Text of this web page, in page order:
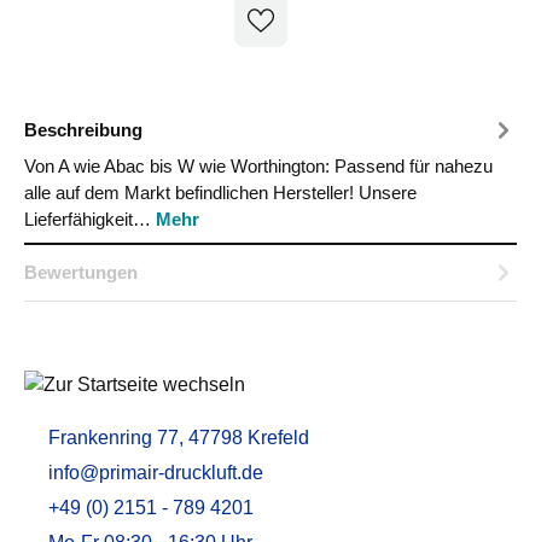
Beschreibung
Von A wie Abac bis W wie Worthington: Passend für nahezu
alle auf dem Markt befindlichen Hersteller! Unsere
Lieferfähigkeit… Mehr
Bewertungen
Frankenring 77, 47798 Krefeld
info@primair-druckluft.de
+49 (0) 2151 - 789 4201